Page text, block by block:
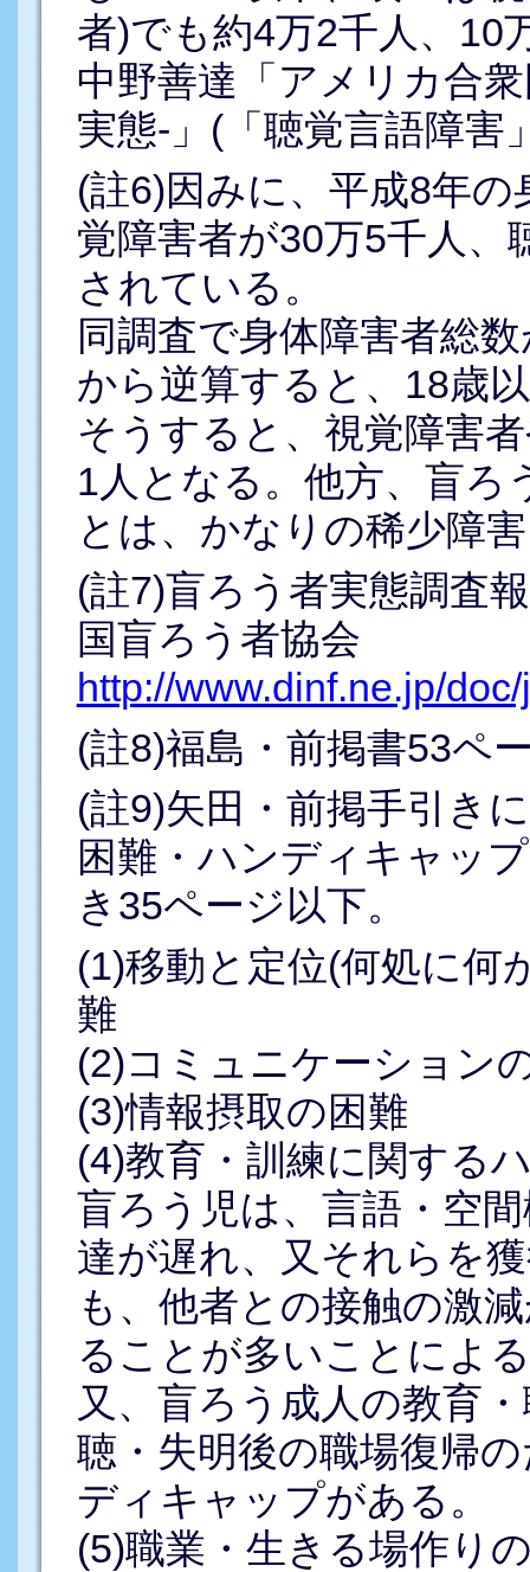
者)でも約4万2千人、10
中野善達「アメリカ合
実態-」(「聴覚言語障害
(註6)因みに、平成8年
覚障害者が30万5千人、
されている。
同調査で身体障害者総
から逆算すると、18歳
そうすると、視覚障害
1人となる。他方、盲ろ
とは、かなりの稀少障
(註7)盲ろう者実態調査
国盲ろう者協会
http://www.dinf.ne.jp/
(註8)福島・前掲書53ペ
(註9)矢田・前掲手引き
困難・ハンディキャッ
き35ページ以下。
(1)移動と定位(何処に何
難
(2)コミュニケーション
(3)情報摂取の困難
(4)教育・訓練に関する
盲ろう児は、言語・空
達が遅れ、又それらを
も、他者との接触の激
ることが多いことによ
又、盲ろう成人の教育
聴・失明後の職場復帰
ディキャップがある。
(5)職業・生きる場作り